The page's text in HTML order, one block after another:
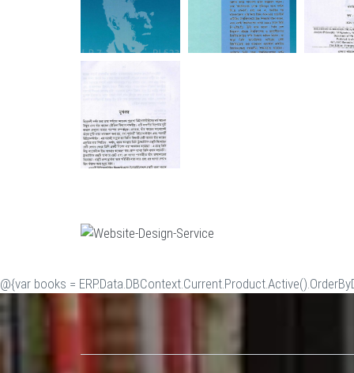
@{var books =